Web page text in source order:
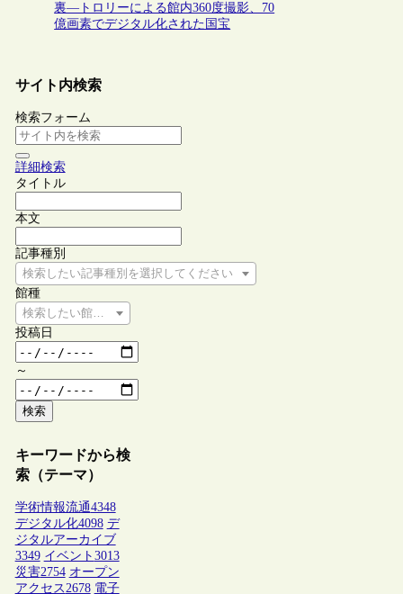
裏―トロリーによる館内360度撮影、70
億画素でデジタル化された国宝
サイト内検索
検索フォーム
詳細検索
タイトル
本文
記事種別
検索したい記事種別を選択してください
館種
検索したい館種を選択してください
投稿日
～
検索
キーワードから検
索（テーマ）
学術情報流通4348
デジタル化4098 デ
ジタルアーカイブ
3349 イベント 3013
災害2754 オープン
アクセス2678 電子